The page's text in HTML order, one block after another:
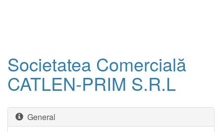
Societatea Comercială
CATLEN-PRIM S.R.L
General